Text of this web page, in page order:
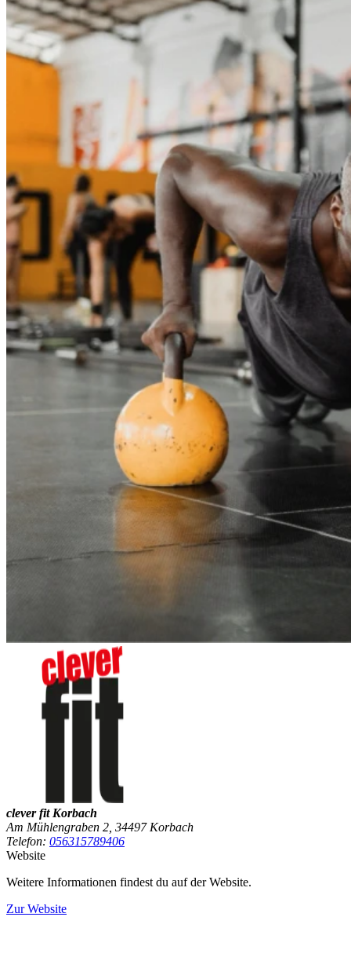
clever fit Korbach
Am Mühlengraben 2, 34497 Korbach
Telefon: 056315789406
Website
Weitere Informationen findest du auf der Website.
Zur Website